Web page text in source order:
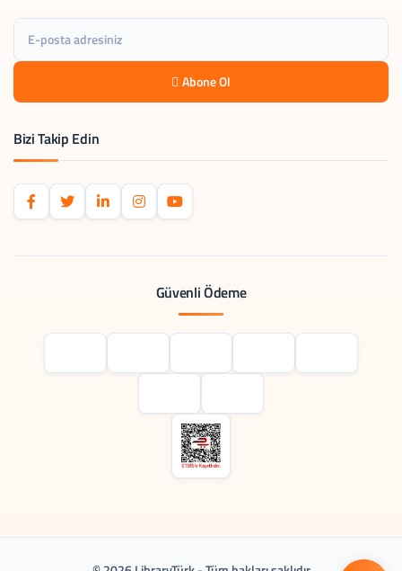
Abone Ol
Bizi Takip Edin
Güvenli Ödeme